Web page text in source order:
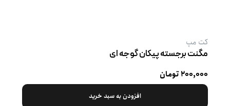
کت‌ مپ
مگنت برجسته پیکان گوجه ‌ای
۲۰۰,۰۰۰ تومان
افزودن به سبد خرید